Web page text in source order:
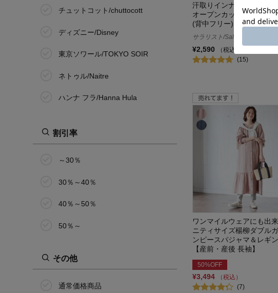
チュットコット/chuttocott
ディズニー/Disney
東京ソワール/TOKYO SOIR
ネトゥル/Naitre
ハンナ フラ/Hanna Hula
桝谷
マミー ルナ/Mammy Luna
ミッフィー/miffy
ムーミン/MOOMIN
モウフワ/moufuwa
割引率
～30％
30％～40％
40％～50％
50％～
その他
通常価格商品
汗取りインナー・瞬間授乳
オープンカップ付きキャ
(背中フリー)【産前・産
サラリスト/Salalist
¥2,590
（税込）
(15)
ワンマイルウェアにも出
ニティサイズ楊柳ダブル
ンピースパジャマ＆レギ
【産前・産後 長袖】
50%OFF
¥3,494
（税込）
(7)